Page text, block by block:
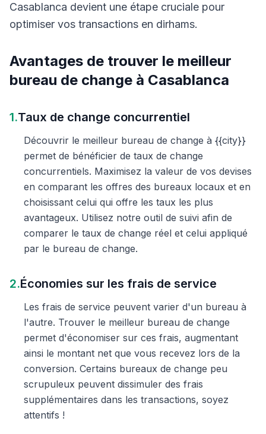
Casablanca devient une étape cruciale pour
optimiser vos transactions en dirhams.
Avantages de trouver le meilleur
bureau de change à Casablanca
1.Taux de change concurrentiel
Découvrir le meilleur bureau de change à {{city}}
permet de bénéficier de taux de change
concurrentiels. Maximisez la valeur de vos devises
en comparant les offres des bureaux locaux et en
choisissant celui qui offre les taux les plus
avantageux. Utilisez notre outil de suivi afin de
comparer le taux de change réel et celui appliqué
par le bureau de change.
2.Économies sur les frais de service
Les frais de service peuvent varier d'un bureau à
l'autre. Trouver le meilleur bureau de change
permet d'économiser sur ces frais, augmentant
ainsi le montant net que vous recevez lors de la
conversion. Certains bureaux de change peu
scrupuleux peuvent dissimuler des frais
supplémentaires dans les transactions, soyez
attentifs !